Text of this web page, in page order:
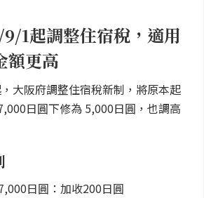
1起調整住宿稅，適用
額更高
大阪府調整住宿稅新制，將原本起
日圓下修為 5,000日圓，也調高
日圓：加收200日圓